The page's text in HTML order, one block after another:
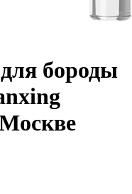
бороды